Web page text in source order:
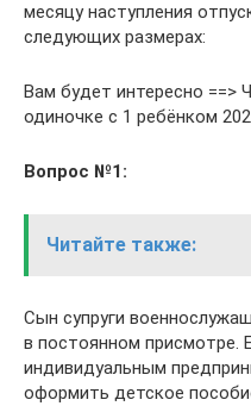
месяцу наступления
следующих размерах:
Вам будет интересно ==>
одиночке с 1 ребёнком
Вопрос №1:
Читайте также:
Сын супруги
в постоянном присмотре.
индивидуальным
оформить детское